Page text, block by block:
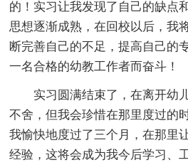
的！实习让我发现了自己的缺点
思想逐渐成熟，在回校以后，我
断完善自己的不足，提高自己的
一名合格的幼教工作者而奋斗！
实习圆满结束了，在离开幼
不舍，但我会珍惜在那里度过的
我愉快地度过了三个月，在那里
经验，这将会成为我今后学习、